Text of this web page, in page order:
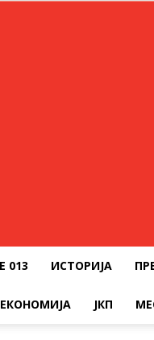
013 ИСТОРИЈА
ЕКОНОМИЈА ЈКП